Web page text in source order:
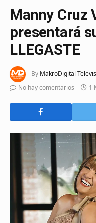
Manny Cruz
presentará
LLEGASTE
By MakroDigital
No hay comentarios
1